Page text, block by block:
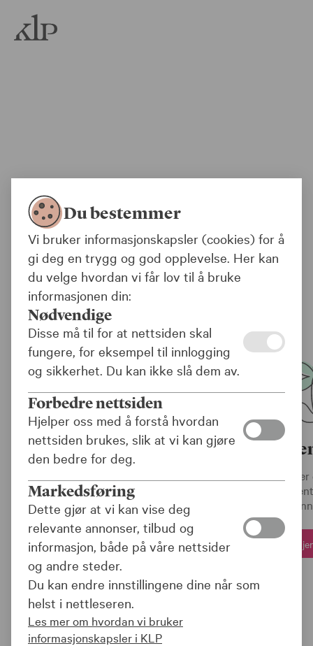
Offentlig
Med jobben
pensjonsordninger,
gir deg mer
Ta en
Du bestemmer
Vi bruker informasjonskapsler (cookies) for å
gi deg en trygg og god opplevelse. Her kan
du velge hvordan vi får lov til å bruke
informasjonen din:
Nødvendige
Disse må til for at nettsiden skal
fungere, for eksempel til innlogging
og sikkerhet. Du kan ikke slå dem av.
Forbedre nettsiden
Hjelper oss med å forstå hvordan
nettsiden brukes, slik at vi kan gjøre
den bedre for deg.
Markedsføring
Dette gjør at vi kan vise deg
relevante annonser, tilbud og
informasjon, både på våre nettsider
og andre steder.
Du kan endre innstillingene dine når som
helst i nettleseren.
Les mer om hvordan vi bruker
informasjonskapsler i KLP